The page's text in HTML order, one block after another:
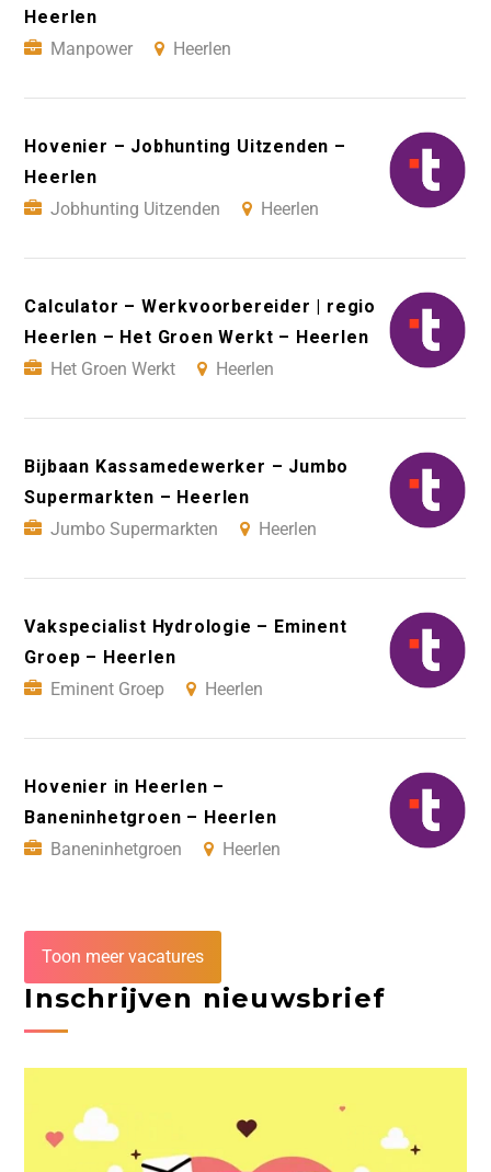
Heerlen
Manpower
Heerlen
Hovenier – Jobhunting Uitzenden –
Heerlen
Jobhunting Uitzenden
Heerlen
Calculator – Werkvoorbereider | regio
Heerlen – Het Groen Werkt – Heerlen
Het Groen Werkt
Heerlen
Bijbaan Kassamedewerker – Jumbo
Supermarkten – Heerlen
Jumbo Supermarkten
Heerlen
Vakspecialist Hydrologie – Eminent
Groep – Heerlen
Eminent Groep
Heerlen
Hovenier in Heerlen –
Baneninhetgroen – Heerlen
Baneninhetgroen
Heerlen
Toon meer vacatures
Inschrijven nieuwsbrief